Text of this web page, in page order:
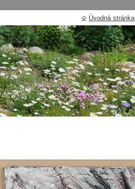
Úvodná stránka